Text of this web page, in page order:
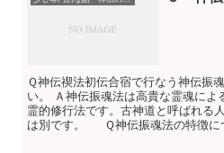
Ｑ神伝禊法初伝合宿で行なう神伝振
い。 Ａ神伝振魂法は高貴な霊魂によ
霊的修行法です。古神道と呼ばれる
は別です。 Ｑ神伝振魂法の特徴に